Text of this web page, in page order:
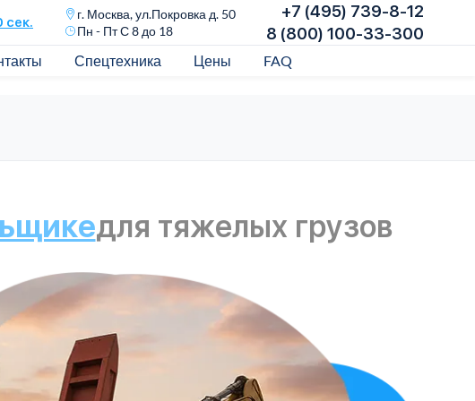
сек.
г. Москва, ул.Покровка д. 50
Пн - Пт С 8 до 18
+7 (495) 739-8-12
8 (800) 100-33-300
Спецтехника Цены FAQ
для тяжелых грузов